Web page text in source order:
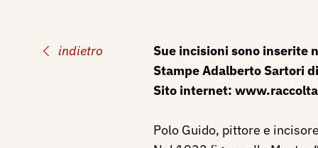
indietro
Sue incisioni sono inserite
Stampe Adalberto Sartori
Sito internet:
Polo Guido, pittore e